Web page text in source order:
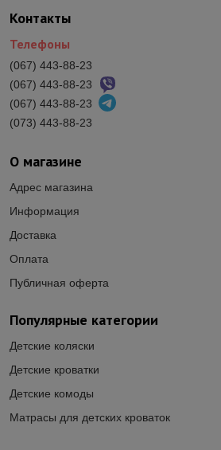
Популярные категории
Детские коляски
Детские кроватки
Детские комоды
Матрасы для детских кроваток
О магазине
Адрес магазина
Информация
Доставка
Оплата
Публичная оферта
Контакты
Телефоны
(067) 443-88-23
(067) 443-88-23
(067) 443-88-23
(073) 443-88-23